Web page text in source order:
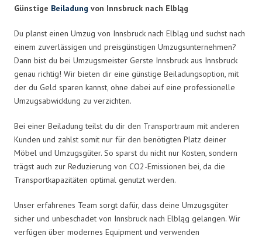
Günstige Beiladung von Innsbruck nach Elbląg
Du planst einen Umzug von Innsbruck nach Elbląg und suchst nach
einem zuverlässigen und preisgünstigen Umzugsunternehmen?
Dann bist du bei Umzugsmeister Gerste Innsbruck aus Innsbruck
genau richtig! Wir bieten dir eine günstige Beiladungsoption, mit
der du Geld sparen kannst, ohne dabei auf eine professionelle
Umzugsabwicklung zu verzichten.
Bei einer Beiladung teilst du dir den Transportraum mit anderen
Kunden und zahlst somit nur für den benötigten Platz deiner
Möbel und Umzugsgüter. So sparst du nicht nur Kosten, sondern
trägst auch zur Reduzierung von CO2-Emissionen bei, da die
Transportkapazitäten optimal genutzt werden.
Unser erfahrenes Team sorgt dafür, dass deine Umzugsgüter
sicher und unbeschadet von Innsbruck nach Elbląg gelangen. Wir
verfügen über modernes Equipment und verwenden